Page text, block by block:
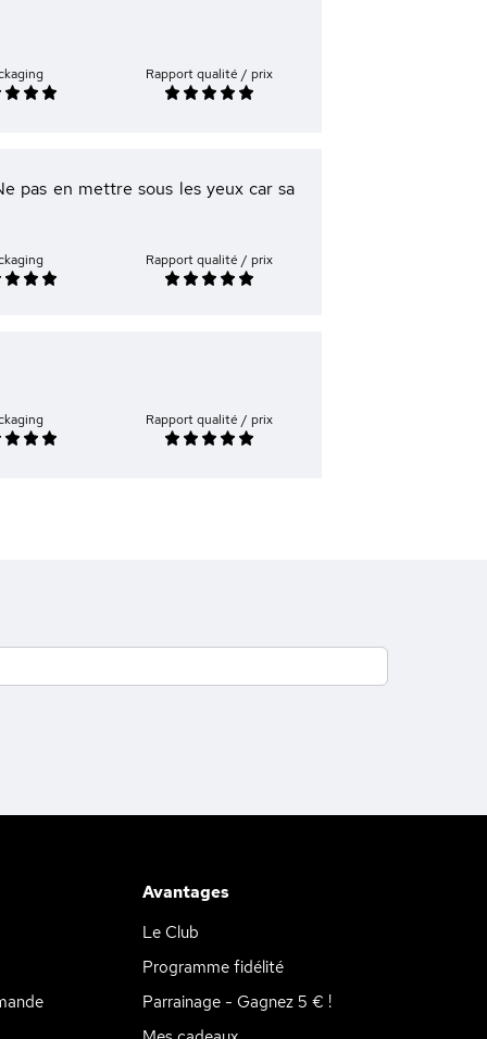
Rapport qualité / prix
pas en mettre sous les yeux car sa
Rapport qualité / prix
Rapport qualité / prix
Avantages
Le Club
Programme fidélité
Parrainage - Gagnez 5 € !